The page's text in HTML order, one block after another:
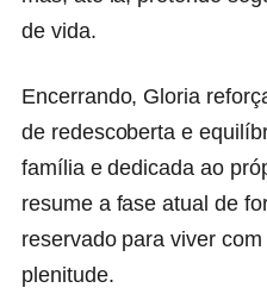
de vida.
Encerrando, Gloria
de redescoberta e
família e dedicada ao
resume a fase atual de
reservado para viver
plenitude.